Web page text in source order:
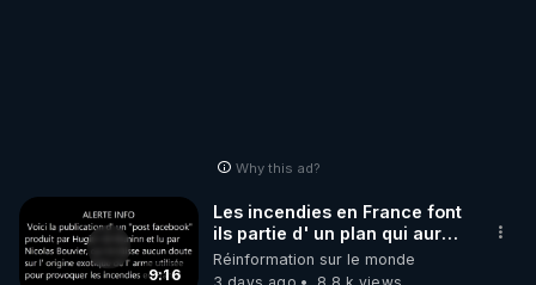
Why this ad?
9:16
Les incendies en France font
ils partie d' un plan qui aurait
débuté le 11 septembre 2001
?
Réinformation sur le monde